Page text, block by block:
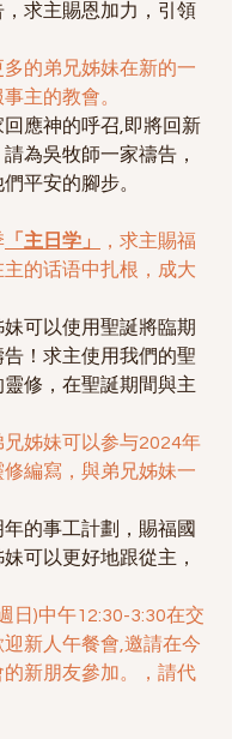
求主賜恩加力，引領
的弟兄姊妹在新的一
主的教會。
應神的呼召,即將回新
為吳牧師一家禱告，
平安的腳步。
「主日学」
，求主賜福
主的话语中扎根，成大
可以使用聖誕將臨期
告！求主使用我們的聖
修，在聖誕期間與主
姊妹可以参与2024年
編寫，與弟兄姊妹一
的事工計劃，賜福國
可以更好地跟從主，
日)中午12:30-3:30在交
新人午餐會,邀請在今
新朋友參加。，請代